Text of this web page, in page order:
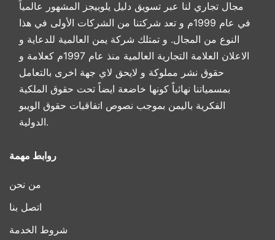
مجال تجاري لنا عبر تسويق دليل يلوبيجز المشهور عالمياً
في عام 1999م و تعد شركتنا من الشركات الأولى في هذا
النوع من المجال. و تمتلك شركة يمن العالمية للدعاية و
الاعلان العلامة التجارية العالمية منذ عام 1997م كعلامة و
حقوق نشر مملوكة و لايحق لاي جهة اخرى بالتعامل
بمسمياتنا نهائياً كونها خاضعة ايضاً تحت حقوق الملكية
الفكرية باليمن بموجب نصوص اتفاقيات حقوق الويبو
الدولية.
روابط مهمة
من نحن
اتصل بنا
شروط الخدمة